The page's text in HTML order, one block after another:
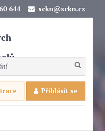
644 sckn@sckn.cz
Přihlásit se